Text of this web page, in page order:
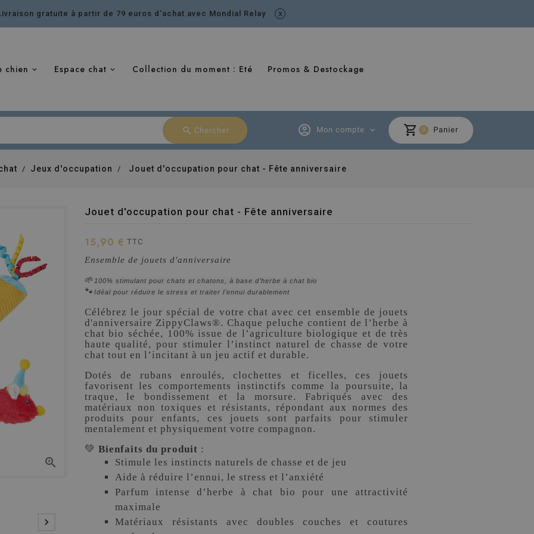
gratuite à partir de 79 euros d'achat avec Mondial Relay x
chien Espace chat Collection du moment : Eté Promos & Destockage
search Chercher shopping_cart 0 Panier
account_circle Mon compte expand_more
Jeux d'occupation Jouet d'occupation pour chat - Fête anniversaire


Jouet d'occupation pour chat - Fête anniversaire
15,90 € TTC
Ensemble de jouets d'anniversaire
🌱 100% stimulant pour chats et chatons, à base d’herbe à chat bio
🐾Idéal pour réduire le stress et traiter l’ennui durablement
Célébrez le jour spécial de votre chat avec cet ensemble de jouets
d'anniversaire ZippyClaws®. Chaque peluche contient de l’herbe à
chat bio séchée, 100% issue de l’agriculture biologique et de très
haute qualité, pour stimuler l’instinct naturel de chasse de votre
chat tout en l’incitant à un jeu actif et durable.
Dotés de rubans enroulés, clochettes et ficelles, ces jouets
favorisent les comportements instinctifs comme la poursuite, la
traque, le bondissement et la morsure. Fabriqués avec des
matériaux non toxiques et résistants, répondant aux normes des
produits pour enfants, ces jouets sont parfaits pour stimuler
mentalement et physiquement votre compagnon.
💚 Bienfaits du produit :
Stimule les instincts naturels de chasse et de jeu
Aide à réduire l’ennui, le stress et l’anxiété
Parfum intense d’herbe à chat bio pour une attractivité
maximale
Matériaux résistants avec doubles couches et coutures